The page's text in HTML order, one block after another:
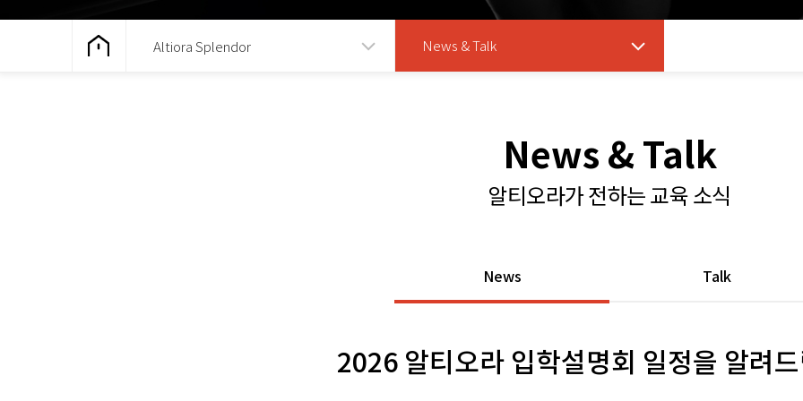
Altiora Splendor News & Talk
News & Talk
알티오라가 전하는 교육 소식
News Talk
2026 알티오라 입학설명회 일정을 알려